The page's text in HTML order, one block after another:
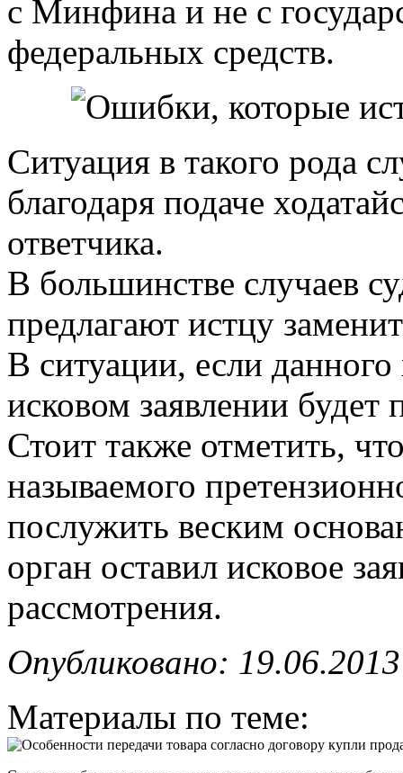
с Минфина и не с
федеральных средств.
Ситуация в такого рода
благодаря подаче
ответчика.
В большинстве случаев
предлагают истцу
В ситуации, если данного
исковом заявлении будет
Стоит также отметить,
называемого
послужить веским
орган оставил исковое
рассмотрения.
Опубликовано: 19.06.2013
Материалы по теме: